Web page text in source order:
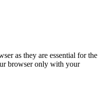
as they are essential for the
browser only with your